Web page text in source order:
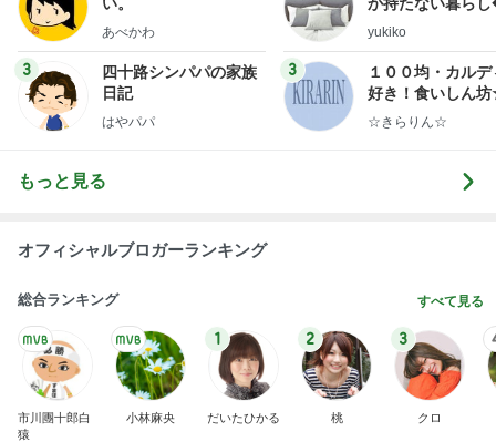
あべかわ
3
四十路シンパパの家族
日記
はやパパ
ep Life Simple◆
yukiko
3
１００均・カルデ
好き！食いしん
らりん☆のブログ
☆きらりん☆
もっと見る
オフィシャルブロガーランキング
総合ランキング すべて見る
市川團十郎白
猿
小林麻央
1
だいたひかる
2
桃
3
クロ